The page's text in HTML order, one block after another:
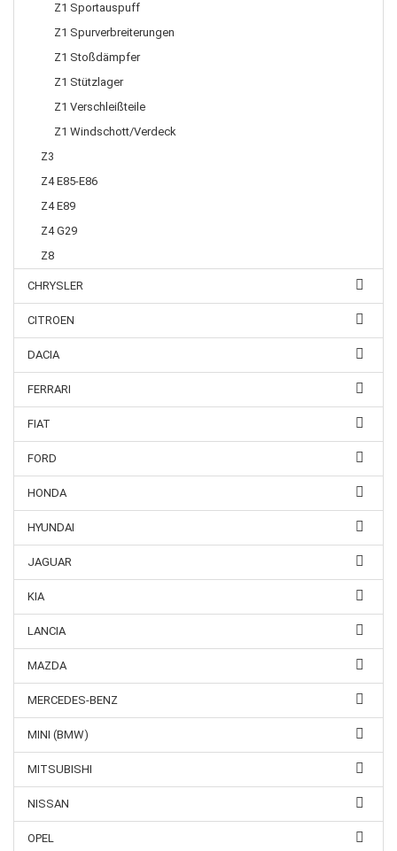
Z1 Sportauspuff
Z1 Spurverbreiterungen
Z1 Stoßdämpfer
Z1 Stützlager
Z1 Verschleißteile
Z1 Windschott/Verdeck
Z3
Z4 E85-E86
Z4 E89
Z4 G29
Z8
CHRYSLER
CITROEN
DACIA
FERRARI
FIAT
FORD
HONDA
HYUNDAI
JAGUAR
KIA
LANCIA
MAZDA
MERCEDES-BENZ
MINI (BMW)
MITSUBISHI
NISSAN
OPEL